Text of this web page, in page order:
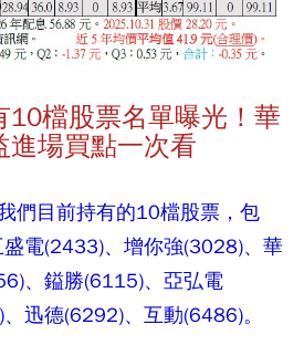
10檔股票名單曝光！華
進場買點一次看
們目前持有的10檔股票，包
電(2433)、增你強(3028)、華
、鎰勝(6115)、亞弘電
迅德(6292)、互動(6486)。